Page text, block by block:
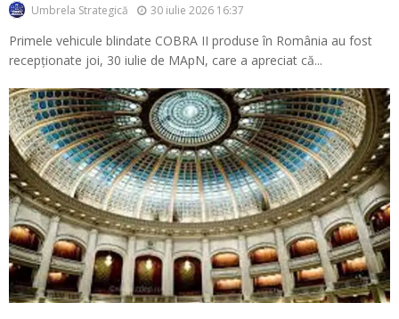
Umbrela Strategică 30 iulie 2026 16:37
Primele vehicule blindate COBRA II produse în România au fost
recepționate joi, 30 iulie de MApN, care a apreciat că...